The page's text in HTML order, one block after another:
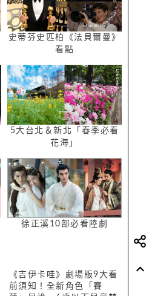
史蒂芬史匹柏《法貝爾曼》
看點
5大台北＆新北「春季必看
花海」
徐正溪10部必看陸劇
《吉伊卡哇》劇場版9大看
前須知！全新角色「賽